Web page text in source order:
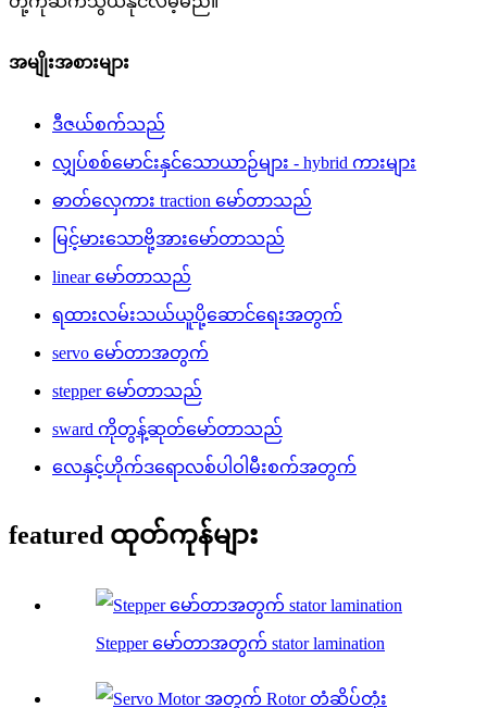
အမျိုးအစားများ
ဒီဇယ်စက်သည်
လျှပ်စစ်မောင်းနှင်သောယာဉ်များ - hybrid ကားများ
ဓာတ်လှေကား traction မော်တာသည်
မြင့်မားသောဗို့အားမော်တာသည်
linear မော်တာသည်
ရထားလမ်းသယ်ယူပို့ဆောင်ရေးအတွက်
servo မော်တာအတွက်
stepper မော်တာသည်
sward ကိုတွန့်ဆုတ်မော်တာသည်
လေနှင့်ဟိုက်ဒရောလစ်ပါဝါမီးစက်အတွက်
featured ထုတ်ကုန်များ
Stepper မော်တာအတွက် stator lamination